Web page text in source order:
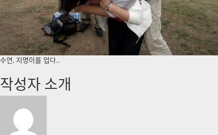
수연, 지명이를 업다..
작성자 소개